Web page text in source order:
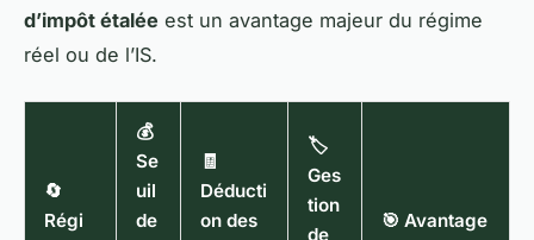
d’impôt étalée est un avantage majeur du régime
réel ou de l’IS.
🔄
Régi
💰
Se
uil
de
🧾
Déducti
on des
🏷️
Ges
tion
de
🎯 Avantage